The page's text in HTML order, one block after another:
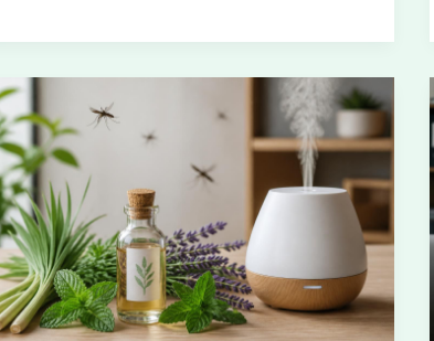
ne
pas
:
causes
et
solutions
à
connaître